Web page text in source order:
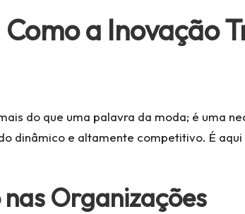
a Inovação
do que uma palavra da moda; é uma
dinâmico e altamente competitivo. É
Organizações